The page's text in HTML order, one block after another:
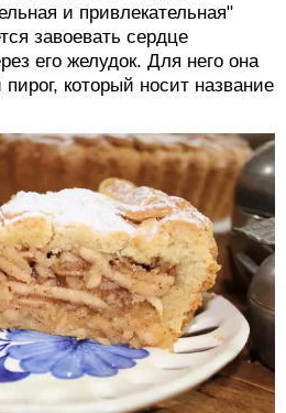
и привлекательная"
завоевать сердце
его желудок. Для него она
который носит название